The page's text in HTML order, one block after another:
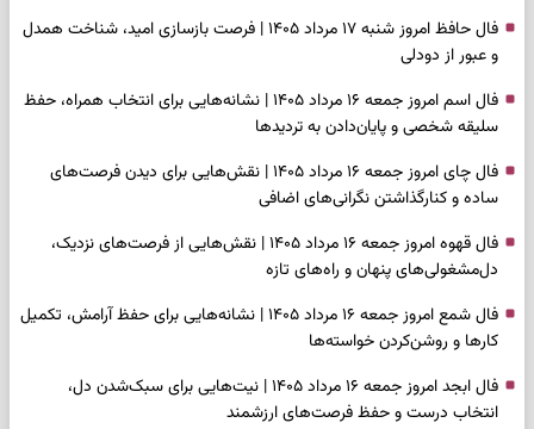
فال حافظ امروز شنبه ۱۷ مرداد ۱۴۰۵ | فرصت بازسازی امید، شناخت همدل
و عبور از دودلی
فال اسم امروز جمعه ۱۶ مرداد ۱۴۰۵ | نشانه‌هایی برای انتخاب همراه، حفظ
سلیقه شخصی و پایان‌دادن به تردیدها
فال چای امروز جمعه ۱۶ مرداد ۱۴۰۵ | نقش‌هایی برای دیدن فرصت‌های
ساده و کنارگذاشتن نگرانی‌های اضافی
فال قهوه امروز جمعه ۱۶ مرداد ۱۴۰۵ | نقش‌هایی از فرصت‌های نزدیک،
دل‌مشغولی‌های پنهان و راه‌های تازه
فال شمع امروز جمعه ۱۶ مرداد ۱۴۰۵ | نشانه‌هایی برای حفظ آرامش، تکمیل
کارها و روشن‌کردن خواسته‌ها
فال ابجد امروز جمعه ۱۶ مرداد ۱۴۰۵ | نیت‌هایی برای سبک‌شدن دل،
انتخاب درست و حفظ فرصت‌های ارزشمند